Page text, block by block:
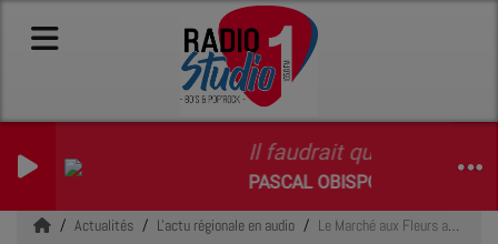
Il faudrait que pleuve
PASCAL OBISPO
Actualités L'actu régionale en audio Le Marché aux Fleurs approche tout doucement !